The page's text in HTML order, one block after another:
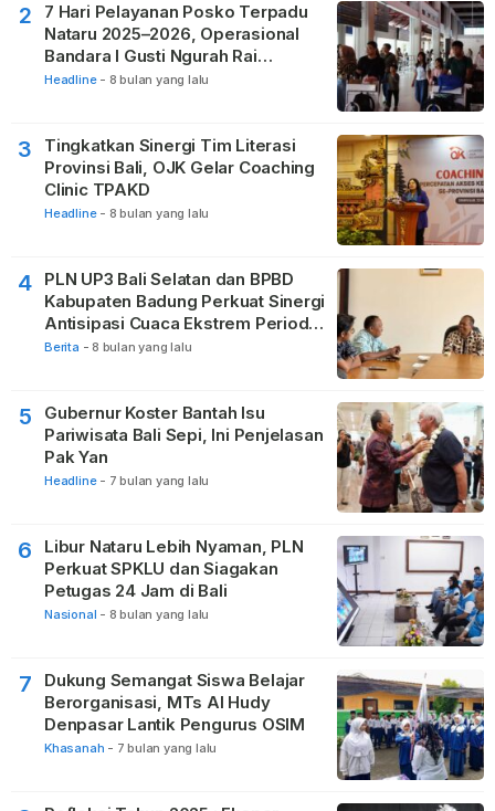
2
7 Hari Pelayanan Posko Terpadu
Nataru 2025–2026, Operasional
Bandara I Gusti Ngurah Rai
Berjalan Lancar
Headline - 8 bulan yang lalu
3
Tingkatkan Sinergi Tim Literasi
Provinsi Bali, OJK Gelar Coaching
Clinic TPAKD
Headline - 8 bulan yang lalu
4
PLN UP3 Bali Selatan dan BPBD
Kabupaten Badung Perkuat Sinergi
Antisipasi Cuaca Ekstrem Periode
Nataru
Berita - 8 bulan yang lalu
5
Gubernur Koster Bantah Isu
Pariwisata Bali Sepi, Ini Penjelasan
Pak Yan
Headline - 7 bulan yang lalu
6
Libur Nataru Lebih Nyaman, PLN
Perkuat SPKLU dan Siagakan
Petugas 24 Jam di Bali
Nasional - 8 bulan yang lalu
7
Dukung Semangat Siswa Belajar
Berorganisasi, MTs Al Hudy
Denpasar Lantik Pengurus OSIM
Khasanah - 7 bulan yang lalu